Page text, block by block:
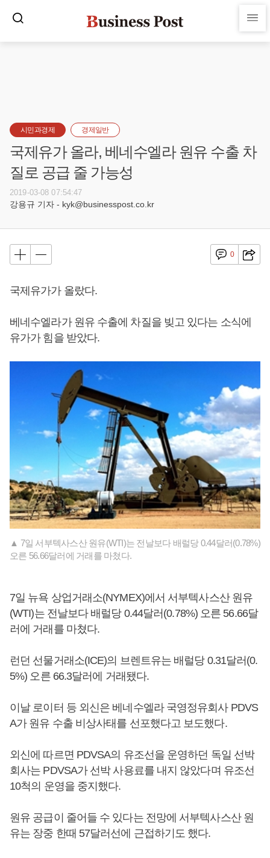
시민과경제 경제일반
국제유가 올라, 베네수엘라 원유 수출 차
질로 공급 줄 가능성
2019-03-08 07:54:47
강용규 기자 - kyk@businesspost.co.kr
0
국제유가가 올랐다.
베네수엘라가 원유 수출에 차질을 빚고 있다는 소식에
유가가 힘을 받았다.
▲ 7일 서부텍사스산 원유(WTI)는 전날보다 배럴당 0.44달러(0.78%)
오른 56.66달러에 거래를 마쳤다.
7일 뉴욕 상업거래소(NYMEX)에서 서부텍사스산 원유
(WTI)는 전날보다 배럴당 0.44달러(0.78%) 오른 56.66달
러에 거래를 마쳤다.
런던 선물거래소(ICE)의 브렌트유는 배럴당 0.31달러(0.
5%) 오른 66.3달러에 거래됐다.
이날 로이터 등 외신은 베네수엘라 국영정유회사 PDVS
A가 원유 수출 비상사태를 선포했다고 보도했다.
외신에 따르면 PDVSA의 유조선을 운영하던 독일 선박
회사는 PDVSA가 선박 사용료를 내지 않았다며 유조선
10척의 운영을 중지했다.
원유 공급이 줄어들 수 있다는 전망에 서부텍사스산 원
유는 장중 한때 57달러선에 근접하기도 했다.